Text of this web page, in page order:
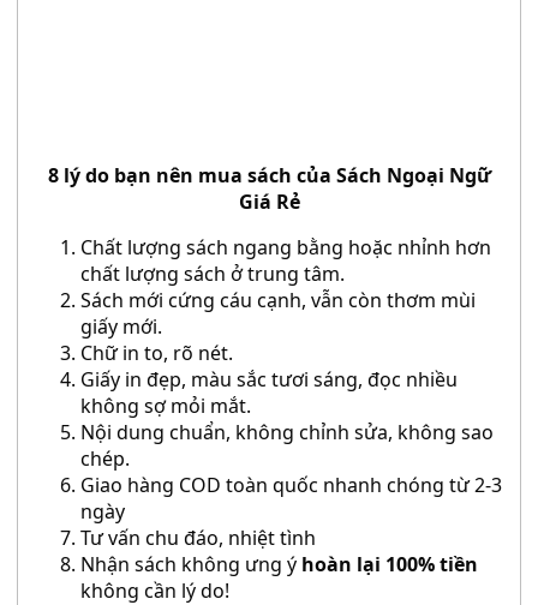
8 lý do bạn nên mua sách của Sách Ngoại Ngữ
Giá Rẻ
Chất lượng sách ngang bằng hoặc nhỉnh hơn
chất lượng sách ở trung tâm.
Sách mới cứng cáu cạnh, vẫn còn thơm mùi
giấy mới.
Chữ in to, rõ nét.
Giấy in đẹp, màu sắc tươi sáng, đọc nhiều
không sợ mỏi mắt.
Nội dung chuẩn, không chỉnh sửa, không sao
chép.
Giao hàng COD toàn quốc nhanh chóng từ 2-3
ngày
Tư vấn chu đáo, nhiệt tình
Nhận sách không ưng ý hoàn lại 100% tiền
không cần lý do!